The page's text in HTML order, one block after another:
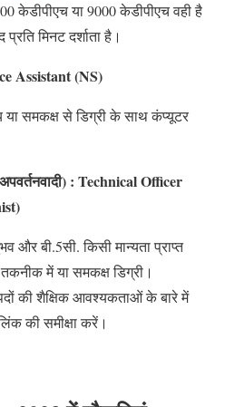
केडीपीएच या 9000 केडीपीएच वही है
मिनट दर्शाता है।
Assistant (NS)
या समकक्ष से डिग्री के साथ कंप्यूटर
: Technical Officer
और बी.5सी. किसी मान्यता प्राप्त
में या समकक्ष डिग्री।
की शैक्षिक आवश्यकताओं के बारे में
की समीक्षा करें।